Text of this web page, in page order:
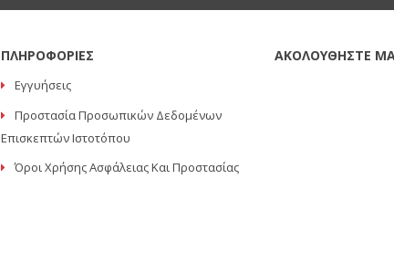
ΠΛΗΡΟΦΟΡΙΕΣ
Εγγυήσεις
Προστασία Προσωπικών Δεδομένων
Επισκεπτών Ιστοτόπου
Όροι Χρήσης Ασφάλειας Και Προστασίας
ΑΚΟΛΟΥΘΗΣΤΕ